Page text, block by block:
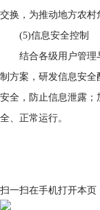
交换，为推动地方农村
(5)信息安全控制
结合各级用户管理
制方案，研发信息安
安全，防止信息泄露
全、正常运行。
扫一扫在手机打开本页